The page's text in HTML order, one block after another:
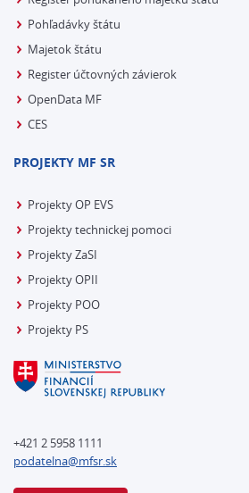
Pohľadávky štátu
Majetok štátu
Register účtovných závierok
OpenData MF
CES
PROJEKTY MF SR
Projekty OP EVS
Projekty technickej pomoci
Projekty ZaSI
Projekty OPII
Projekty POO
Projekty PS
+421 2 5958 1111
podatelna@mfsr.sk